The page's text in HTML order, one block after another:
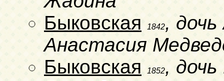
Быковская
1842,
Анастасия
Быковская
1852,